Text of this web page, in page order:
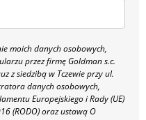
moich danych osobowych,
przez firmę Goldman s.c.
z siedzibą w Tczewie przy ul.
danych osobowych,
Europejskiego i Rady (UE)
(RODO) oraz ustawą O